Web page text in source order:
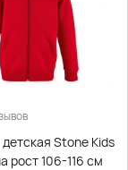
Stone Kids
рост 106-116 см